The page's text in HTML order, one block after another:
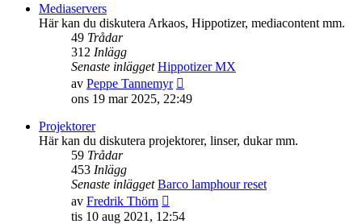
inlägget
Mediaservers
Här kan du diskutera Arkaos, Hippotizer, mediacontent mm.
49 Trådar
312 Inlägg
Senaste inlägget Hippotizer MX
av Peppe Tannemyr
till
inlägget
ons 19 mar 2025, 22:49
Projektorer
Här kan du diskutera projektorer, linser, dukar mm.
59 Trådar
453 Inlägg
Senaste inlägget Barco lamphour reset
av Fredrik Thörn
till
tis 10 aug 2021, 12:54